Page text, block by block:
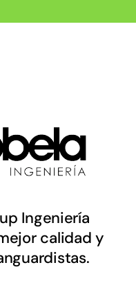
Ingeniería
calidad y